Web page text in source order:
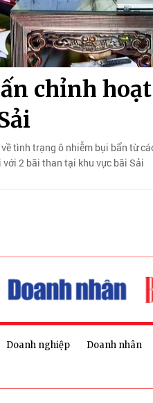
chỉnh
tình trạng ô nhiễm bụi bẩn từ
2 bãi than tại khu vực bãi Sải
Doanh nghiệp Doanh nhân